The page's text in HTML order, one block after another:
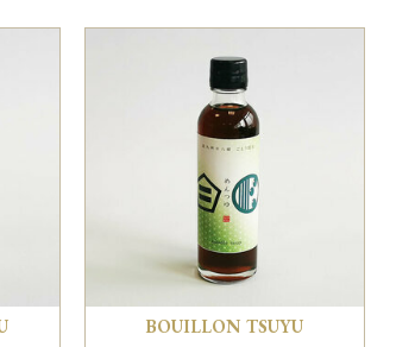
BOUILLON TSUYU